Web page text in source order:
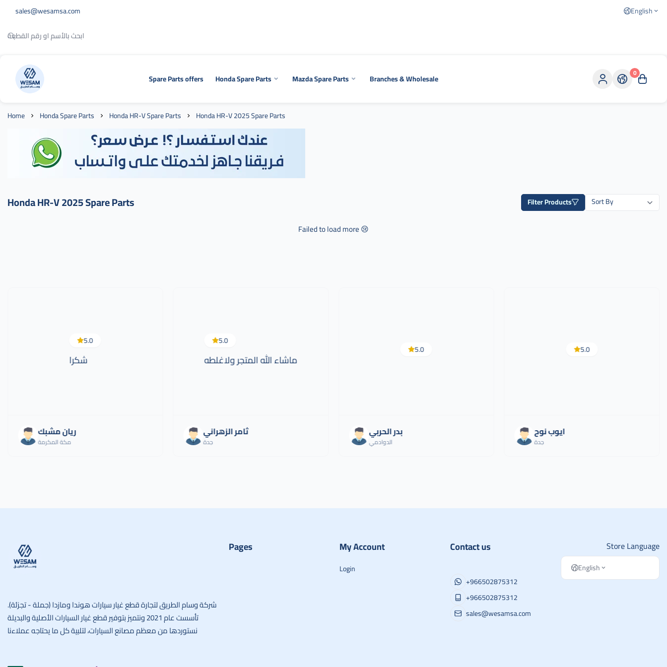
sales@wesamsa.com English
وسام الطريق Spare Parts offers Honda Spare Parts Mazda Spare Parts Branches & Wholesale 0
Home Honda Spare Parts Honda HR-V Spare Parts Honda HR-V 2025 Spare Parts
Honda HR-V 2025 Spare Parts Filter Products
Failed to load more 😢
5.0
شكرا
ريان مشبك
مكة المكرمة
5.0
ماشاء الله المتجر ولاغلطه
ثامر الزهراني
جدة
5.0
بدر الحربي
الدوادمي
5.0
ايوب نوح
جدة
شركة وسام الطريق لتجارة قطع غيار سيارات هوندا ومازدا (جملة - تجزئة).
تأسست عام 2021 ونتميز بتوفير قطع غيار السيارات الأصلية والبديلة
نستوردها من معظم مصانع السيارات، لتلبية كل ما يحتاجه عملاءنا
Pages My Account
Login
Contact us
+966502875312
+966502875312
sales@wesamsa.com
Store Language
English